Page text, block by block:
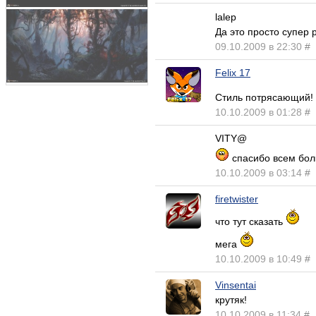
lalep
Да это просто супер
09.10.2009 в 22:30 #
Felix 17
Стиль потрясающий!
10.10.2009 в 01:28 #
VITY@
спасибо всем
10.10.2009 в 03:14 #
firetwister
что тут сказать
мега
10.10.2009 в 10:49 #
Vinsentai
крутяк!